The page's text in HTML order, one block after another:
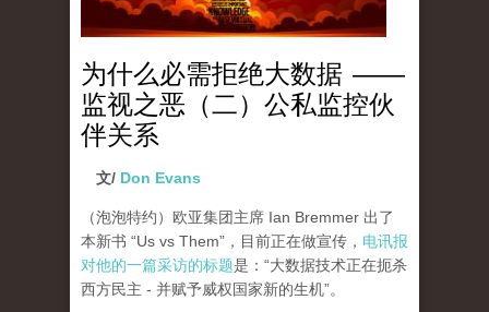
为什么必需拒绝大数据 ——
监视之恶（二）公私监控伙
伴关系
文/ Don Evans
（泡泡特约） 欧亚集团主席 Ian Bremmer 出了
本新书 “Us vs Them”，目前正在做宣传， 电讯报
对他的一篇采访的标题是：“大数据技术正在扼杀
西方民主 - 并赋予威权国家新的生机”。